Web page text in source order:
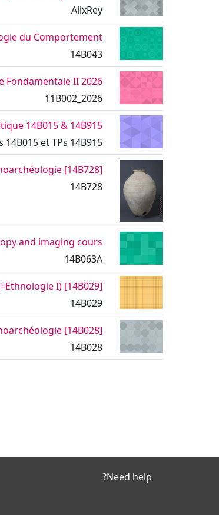
AlixRey
du Comportement
14B043
Fondamentale II 2026
11B002_2026
14B015 & 14B915
14B015 et TPs 14B915
[14B728] Anthropologie | Séminaire, Ethnoarchéologie
14B728
and imaging cours
14B063A
[14B029] Anthropologie | Cours, Ethnologie (=Ethnologie I)
14B029
[14B028] Anthropologie | Cours, Ethnoarchéologie
14B028
Need help?